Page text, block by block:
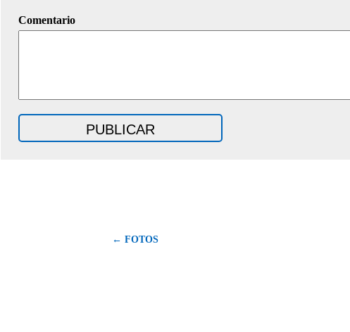
Comentario
← FOTOS